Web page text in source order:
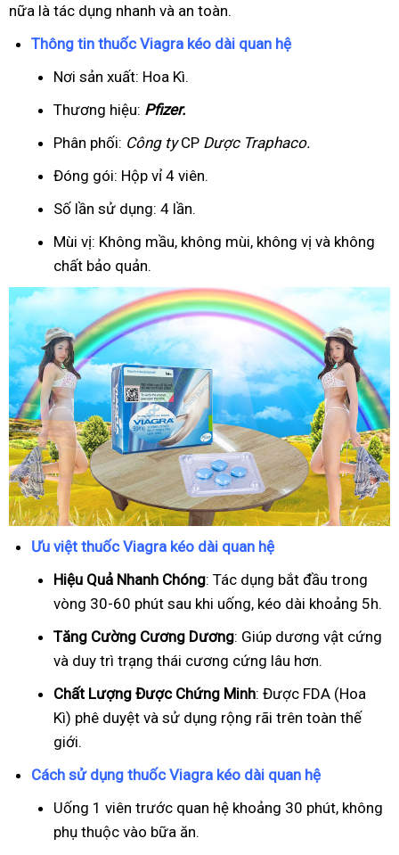
nữa là tác dụng nhanh và an toàn.
Thông tin thuốc Viagra kéo dài quan hệ
Nơi sản xuất: Hoa Kì.
Thương hiệu: Pfizer.
Phân phối: Công tyCP Dược Traphaco.
Đóng gói: Hộp vỉ 4 viên.
Số lần sử dụng: 4 lần.
Mùi vị: Không mầu, không mùi, không vị và không
chất bảo quản.
Ưu việt thuốc Viagra kéo dài quan hệ
Hiệu Quả Nhanh Chóng: Tác dụng bắt đầu trong
vòng 30-60 phút sau khi uống, kéo dài khoảng 5h.
Tăng Cường Cương Dương: Giúp dương vật cứng
và duy trì trạng thái cương cứng lâu hơn.
Chất Lượng Được Chứng Minh: Được FDA (Hoa
Kì) phê duyệt và sử dụng rộng rãi trên toàn thế
giới.
Cách sử dụng thuốc Viagra kéo dài quan hệ
Uống 1 viên trước quan hệ khoảng 30 phút, không
phụ thuộc vào bữa ăn.